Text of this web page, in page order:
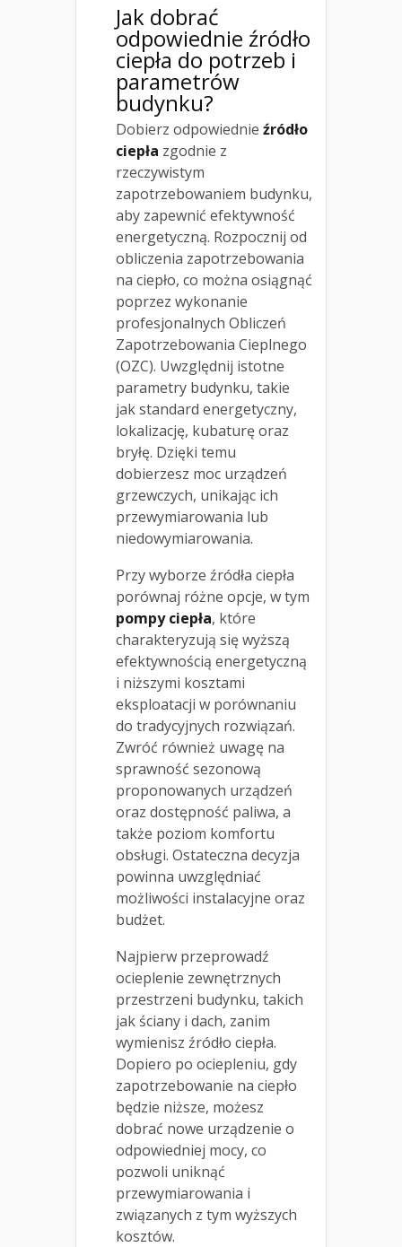
Jak dobrać
odpowiednie źródło
ciepła do potrzeb i
parametrów
budynku?
Dobierz odpowiednie źródło
ciepła zgodnie z
rzeczywistym
zapotrzebowaniem budynku,
aby zapewnić efektywność
energetyczną. Rozpocznij od
obliczenia zapotrzebowania
na ciepło, co można osiągnąć
poprzez wykonanie
profesjonalnych Obliczeń
Zapotrzebowania Cieplnego
(OZC). Uwzględnij istotne
parametry budynku, takie
jak standard energetyczny,
lokalizację, kubaturę oraz
bryłę. Dzięki temu
dobierzesz moc urządzeń
grzewczych, unikając ich
przewymiarowania lub
niedowymiarowania.
Przy wyborze źródła ciepła
porównaj różne opcje, w tym
pompy ciepła, które
charakteryzują się wyższą
efektywnością energetyczną
i niższymi kosztami
eksploatacji w porównaniu
do tradycyjnych rozwiązań.
Zwróć również uwagę na
sprawność sezonową
proponowanych urządzeń
oraz dostępność paliwa, a
także poziom komfortu
obsługi. Ostateczna decyzja
powinna uwzględniać
możliwości instalacyjne oraz
budżet.
Najpierw przeprowadź
ocieplenie zewnętrznych
przestrzeni budynku, takich
jak ściany i dach, zanim
wymienisz źródło ciepła.
Dopiero po ociepleniu, gdy
zapotrzebowanie na ciepło
będzie niższe, możesz
dobrać nowe urządzenie o
odpowiedniej mocy, co
pozwoli uniknąć
przewymiarowania i
związanych z tym wyższych
kosztów.